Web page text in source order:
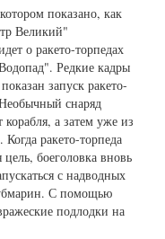
показано, как
Великий"
о ракето-торпедах
Редкие кадры
запуск ракето-
снаряд
корабля, а затем уже из
ракето-торпеда
боеголовка вновь
с надводных
С помощью
подлодки на